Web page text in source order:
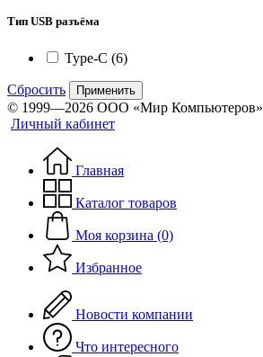
Тип USB разъёма
Type-C (6)
Сбросить Применить
© 1999—2026 ООО «Мир Компьютеров»
Личный кабинет
Главная
Каталог товаров
Моя корзина (0)
Избранное
Новости компании
Что интересного